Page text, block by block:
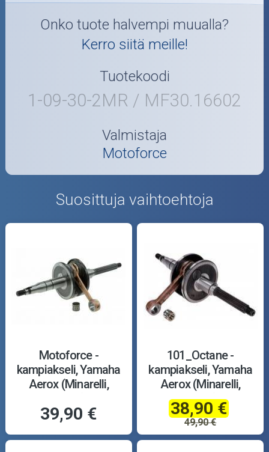
Onko tuote halvempi muualla?
Kerro siitä meille!
Tuotekoodi
1-09-30-2MR / MF30.16602
Valmistaja
Motoforce
Suosittuja vaihtoehtoja
Motoforce -
kampiakseli, Yamaha
Aerox (Minarelli,
39,90 €
101_Octane -
kampiakseli, Yamaha
Aerox (Minarelli,
vaaka)
38,90 €
49,90 €